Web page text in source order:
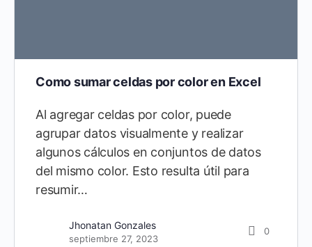
Como sumar celdas por color en Excel
Al agregar celdas por color, puede
agrupar datos visualmente y realizar
algunos cálculos en conjuntos de datos
del mismo color. Esto resulta útil para
resumir…
Jhonatan Gonzales
septiembre 27, 2023
0